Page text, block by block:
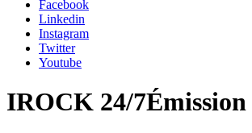
Facebook
Linkedin
Instagram
Twitter
Youtube
IROCK 24/7Émission